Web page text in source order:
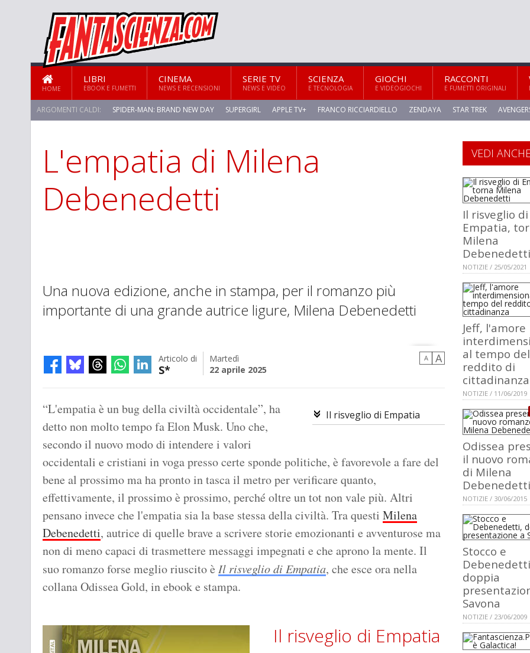
HOME
LIBRI
EBOOK E FUMETTI
CINEMA
NEWS E RECENSIONI
SERIE TV
NEWS E VIDEO
SCIENZA
E TECNOLOGIA
GIOCHI
E VIDEOGIOCHI
RACCONTI
E FUMETTI ORIGINALI
ARGOMENTI CALDI: SPIDER-MAN: BRAND NEW DAY SUPERGIRL APPLE TV+ FRANCO RICCIARDIELLO ZENDAYA STAR TREK
L'empatia di Milena
Debenedetti
Una nuova edizione, anche in stampa, per il romanzo più
importante di una grande autrice ligure, Milena Debenedetti
Articolo di
S*
Martedì
22 aprile 2025
A A
Il risveglio di Empatia
“L'empatia è un bug della civiltà occidentale”, ha
detto non molto tempo fa Elon Musk. Uno che,
secondo il nuovo modo di intendere i valori
occidentali e cristiani in voga presso certe sponde politiche, è favorevole a fare del
bene al prossimo ma ha pronto in tasca il metro per verificare quanto,
effettivamente, il prossimo è prossimo, perché oltre un tot non vale più. Altri
pensano invece che l'empatia sia la base stessa della civiltà. Tra questi Milena
Debenedetti, autrice di quelle brave a scrivere storie emozionanti e avventurose ma
non di meno capaci di trasmettere messaggi impegnati e che aprono la mente. Il
suo romanzo forse meglio riuscito è Il risveglio di Empatia, che esce ora nella
collana Odissea Gold, in ebook e stampa.
Il risveglio di Empatia
VEDI ANCHE
Il risveglio di
Empatia,
Milena
Debenedetti
NOTIZIE / 25/05/2021
Jeff, l'amore
al tempo del
reddito di
cittadinanza
NOTIZIE / 11/06/2019
Odissea
il nuovo
di Milena
Debenedetti
NOTIZIE / 30/06/2015
Stocco e
doppia
Savona
NOTIZIE / 23/06/2009